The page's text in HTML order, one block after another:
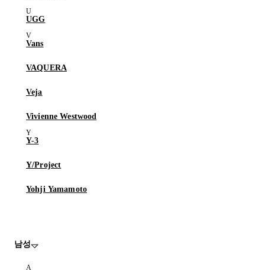
UGG
Vans
VAQUERA
Veja
Vivienne Westwood
Y-3
Y/Project
Yohji Yamamoto
남성